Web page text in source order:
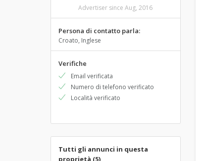
Advertiser since Aug, 2016
Persona di contatto parla:
Croato, Inglese
Verifiche
Email verificata
Numero di telefono verificato
Località verificato
Tutti gli annunci in questa
proprietà (5)